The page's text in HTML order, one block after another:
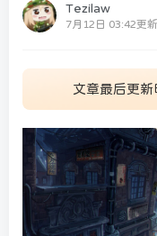
Tezilaw
7月12日 03:42更新
文章最后更新